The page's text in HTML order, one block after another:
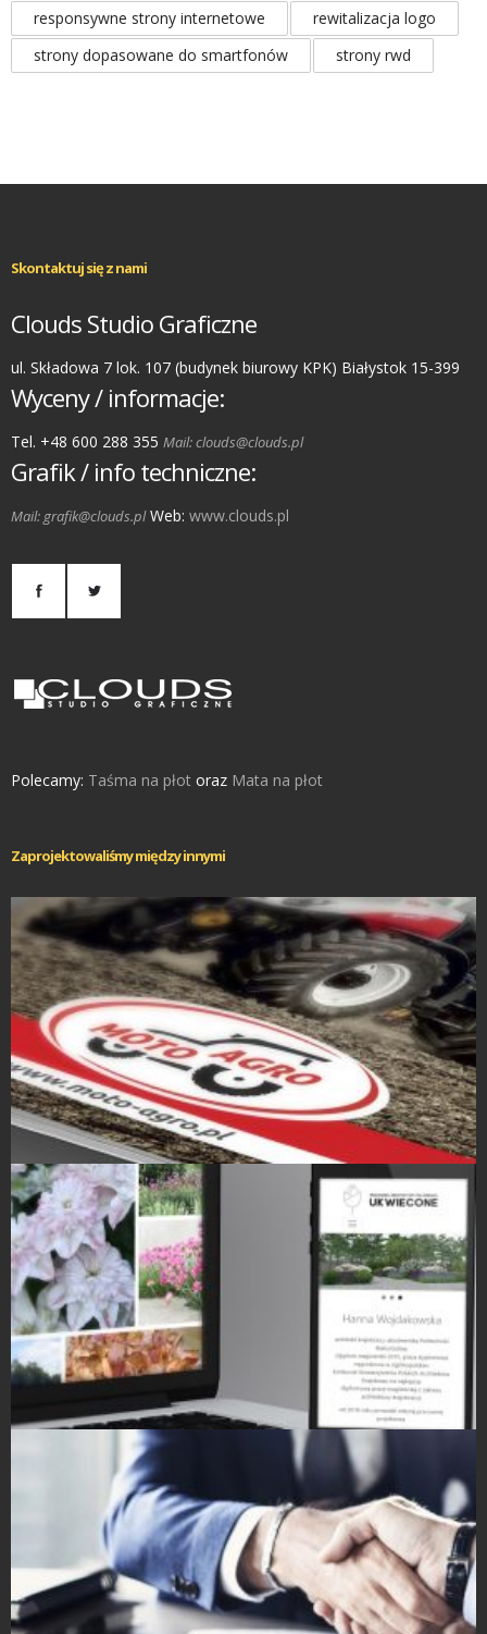
responsywne strony internetowe
rewitalizacja logo
strony dopasowane do smartfonów
strony rwd
Skontaktuj się z nami
Clouds Studio Graficzne
ul. Składowa 7 lok. 107 (budynek biurowy KPK) Białystok 15-399
Wyceny / informacje:
Tel. +48 600 288 355 Mail: clouds@clouds.pl
Grafik / info techniczne:
Mail: grafik@clouds.plWeb: www.clouds.pl
Polecamy: Taśma na płot oraz Mata na płot
Zaprojektowaliśmy między innymi
Projekty Katalogów
Strony Internetowe